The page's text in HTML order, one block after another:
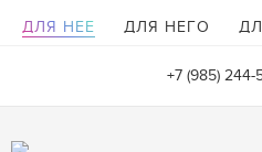
ДЛЯ НЕЕ ДЛЯ НЕГО
+7 (985) 244-